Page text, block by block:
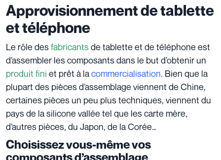
Approvisionnement de tablette
et téléphone
Le rôle desfabricantsde tablette et de téléphone est
d’assembler les composants dans le but d’obtenir un
produit fini et prêt à lacommercialisation. Bien que la
plupart des pièces d’assemblage viennent de Chine,
certaines pièces un peu plus techniques, viennent du
pays de la silicone vallée tel que les carte mère,
d’autres pièces, du Japon, de la Corée…
Choisissez vous-même vos